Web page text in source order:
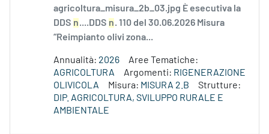
agricoltura_misura_2b_03.jpg È esecutiva la
DDS n....DDS n. 110 del 30.06.2026 Misura
“Reimpianto olivi zona...
Annualità: 2026
Aree Tematiche:
AGRICOLTURA
Argomenti: RIGENERAZIONE
OLIVICOLA
Misura: MISURA 2.B
Strutture:
DIP. AGRICOLTURA, SVILUPPO RURALE E
AMBIENTALE